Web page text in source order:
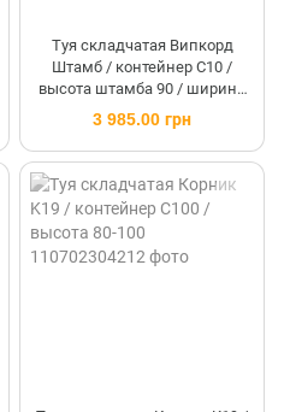
Туя складчатая Випкорд
Штамб / контейнер C10 /
высота штамба 90 / ширина
25-30
3 985.00 грн